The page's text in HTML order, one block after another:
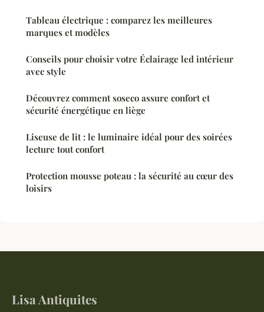
Tableau électrique : comparez les meilleures
marques et modèles
Conseils pour choisir votre Éclairage led intérieur
avec style
Découvrez comment soseco assure confort et
sécurité énergétique en liège
Liseuse de lit : le luminaire idéal pour des soirées
lecture tout confort
Protection mousse poteau : la sécurité au cœur des
loisirs
Lisa Antiquites